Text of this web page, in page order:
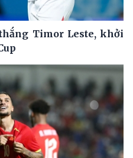
Timor Leste, khởi
Cup